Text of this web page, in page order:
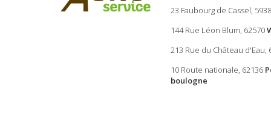
23 Faubourg de Cassel,
144 Rue Léon Blum, 62570
213 Rue du Château d'Eau,
10 Route nationale, 62136
boulogne